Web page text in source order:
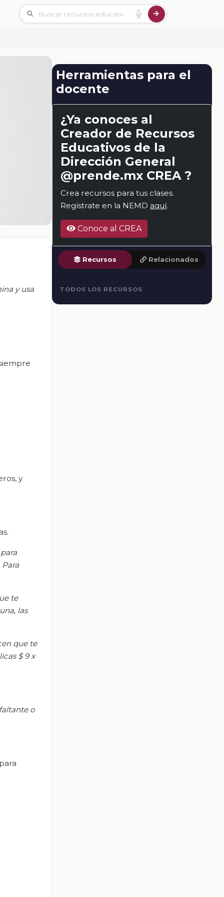
y usa
y
te
las
que te
$ 9 x
o
Herramientas para el
docente
¿Ya conoces al
Creador de Recursos
Educativos de la
Dirección General
@prende.mx CREA ?
Crea recursos para tus clases.
Regístrate en la NEMD aquí.
Conoce al CREA
Recursos Relacionados
TODOS LOS RECURSOS